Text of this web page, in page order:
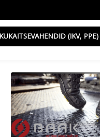
(IKV, PPE)